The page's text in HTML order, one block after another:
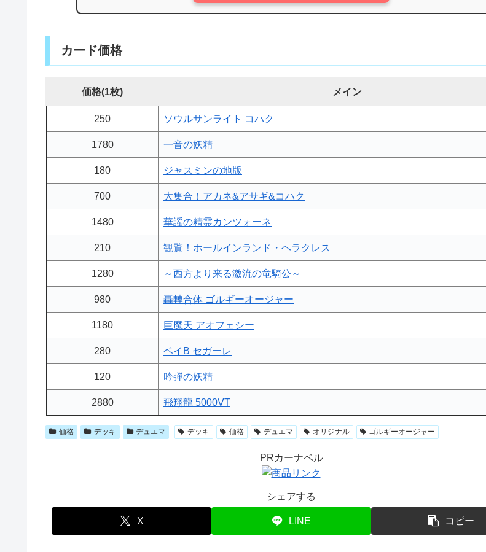
カード価格
価格(1枚) メイン
250 ソウルサンライト コハク
1780 一音の妖精
180 ジャスミンの地版
700 大集合！アカネ&アサギ&コハク
1480 華謡の精霊カンツォーネ
210 観覧！ホールインランド・ヘラクレス
1280 ～西方より来る激流の竜騎公～
980 轟䡛合体 ゴルギーオージャー
1180 巨魔天 アオフェシー
280 ベイB セガーレ
120 吟弾の妖精
2880 飛翔龍 5000VT
価格 デッキ デュエマ デッキ 価格 デュエマ オリジナル ゴルギーオージャー
PRカーナベル
シェアする
X LINE コピー